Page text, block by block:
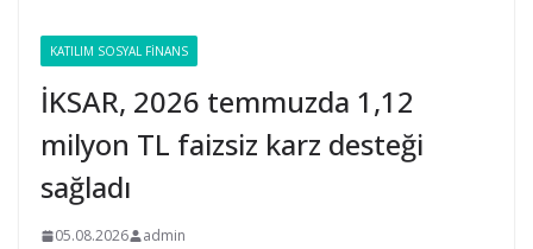
KATILIM SOSYAL FINANS
İKSAR, 2026 temmuzda 1,12
milyon TL faizsiz karz desteği
sağladı
05.08.2026 admin